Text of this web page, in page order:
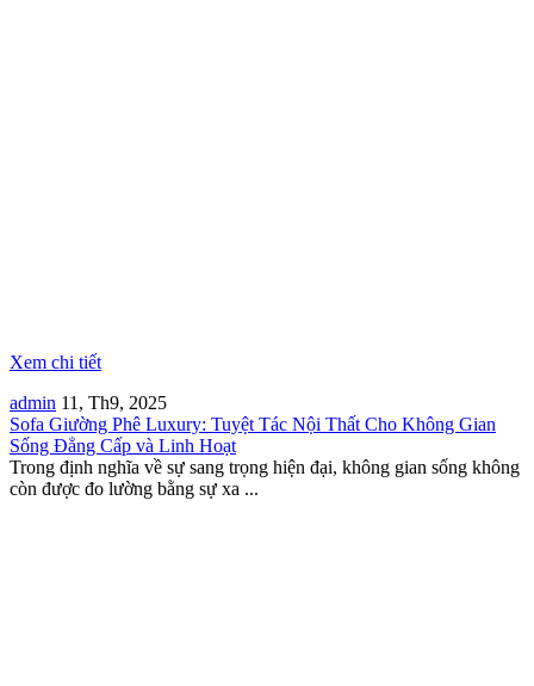
Xem chi tiết
admin 11, Th9, 2025
Sofa Giường Phê Luxury: Tuyệt Tác Nội Thất Cho Không Gian
Sống Đẳng Cấp và Linh Hoạt
Trong định nghĩa về sự sang trọng hiện đại, không gian sống không
còn được đo lường bằng sự xa ...